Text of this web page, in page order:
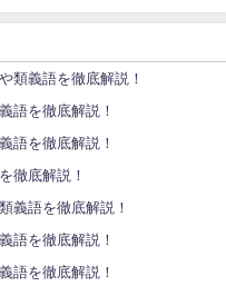
類義語を徹底解説！
語を徹底解説！
語を徹底解説！
徹底解説！
義語を徹底解説！
語を徹底解説！
語を徹底解説！